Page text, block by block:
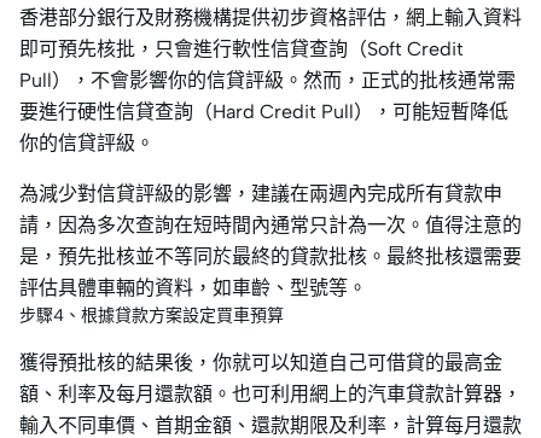
香港部分銀行及財務機構提供初步資格評估，網上輸入資料
即可預先核批，只會進行軟性信貸查詢（Soft Credit
Pull），不會影響你的信貸評級。然而，正式的批核通常需
要進行硬性信貸查詢（Hard Credit Pull），可能短暫降低
你的信貸評級。
為減少對信貸評級的影響，建議在兩週內完成所有貸款申
請，因為多次查詢在短時間內通常只計為一次。值得注意的
是，預先批核並不等同於最終的貸款批核。最終批核還需要
評估具體車輛的資料，如車齡、型號等。
步驟4、根據貸款方案設定買車預算
獲得預批核的結果後，你就可以知道自己可借貸的最高金
額、利率及每月還款額。也可利用網上的汽車貸款計算器，
輸入不同車價、首期金額、還款期限及利率，計算每月還款